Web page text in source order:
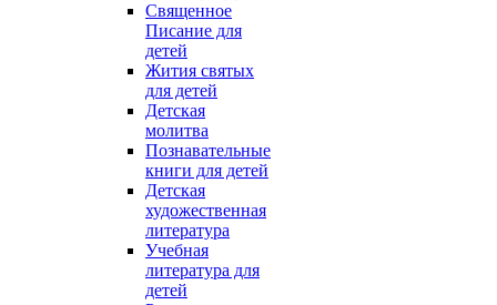
Священное
Писание для
детей
Жития святых
для детей
Детская
молитва
Познавательные
книги для детей
Детская
художественная
литература
Учебная
литература для
детей